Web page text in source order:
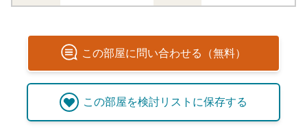
この部屋に問い合わせる（無料）
この部屋を検討リストに保存する